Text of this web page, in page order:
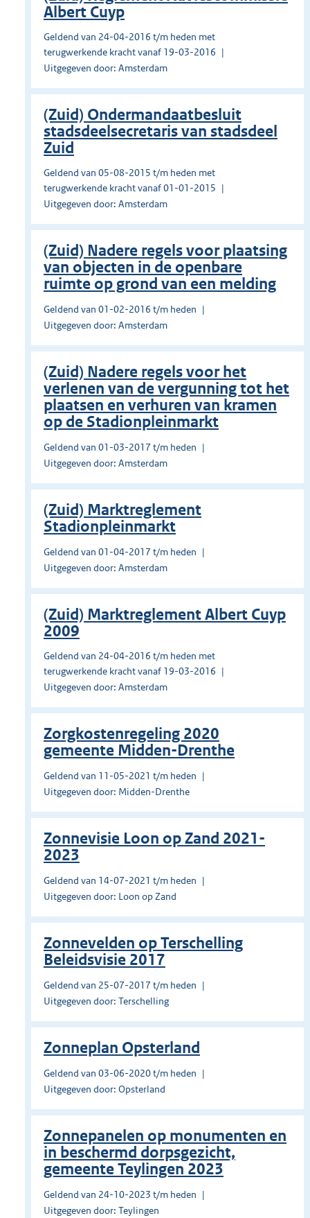
Albert Cuyp
Geldend van 24-04-2016 t/m heden met
terugwerkende kracht vanaf 19-03-2016
Uitgegeven door: Amsterdam
(Zuid) Ondermandaatbesluit
stadsdeelsecretaris van stadsdeel
Zuid
Geldend van 05-08-2015 t/m heden met
terugwerkende kracht vanaf 01-01-2015
Uitgegeven door: Amsterdam
(Zuid) Nadere regels voor plaatsing
van objecten in de openbare
ruimte op grond van een melding
Geldend van 01-02-2016 t/m heden
Uitgegeven door: Amsterdam
(Zuid) Nadere regels voor het
verlenen van de vergunning tot het
plaatsen en verhuren van kramen
op de Stadionpleinmarkt
Geldend van 01-03-2017 t/m heden
Uitgegeven door: Amsterdam
(Zuid) Marktreglement
Stadionpleinmarkt
Geldend van 01-04-2017 t/m heden
Uitgegeven door: Amsterdam
(Zuid) Marktreglement Albert Cuyp
2009
Geldend van 24-04-2016 t/m heden met
terugwerkende kracht vanaf 19-03-2016
Uitgegeven door: Amsterdam
Zorgkostenregeling 2020
gemeente Midden-Drenthe
Geldend van 11-05-2021 t/m heden
Uitgegeven door: Midden-Drenthe
Zonnevisie Loon op Zand 2021-
2023
Geldend van 14-07-2021 t/m heden
Uitgegeven door: Loon op Zand
Zonnevelden op Terschelling
Beleidsvisie 2017
Geldend van 25-07-2017 t/m heden
Uitgegeven door: Terschelling
Zonneplan Opsterland
Geldend van 03-06-2020 t/m heden
Uitgegeven door: Opsterland
Zonnepanelen op monumenten en
in beschermd dorpsgezicht,
gemeente Teylingen 2023
Geldend van 24-10-2023 t/m heden
Uitgegeven door: Teylingen